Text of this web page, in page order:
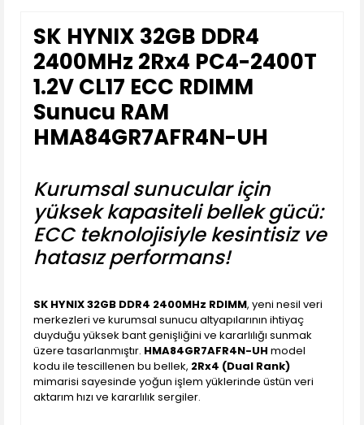
SK HYNIX 32GB DDR4
2400MHz 2Rx4 PC4-2400T
1.2V CL17 ECC RDIMM
Sunucu RAM
HMA84GR7AFR4N-UH
Kurumsal sunucular için
yüksek kapasiteli bellek gücü:
ECC teknolojisiyle kesintisiz ve
hatasız performans!
SK HYNIX 32GB DDR4 2400MHz RDIMM, yeni nesil veri
merkezleri ve kurumsal sunucu altyapılarının ihtiyaç
duyduğu yüksek bant genişliğini ve kararlılığı sunmak
üzere tasarlanmıştır. HMA84GR7AFR4N-UH model
kodu ile tescillenen bu bellek, 2Rx4 (Dual Rank)
mimarisi sayesinde yoğun işlem yüklerinde üstün veri
aktarım hızı ve kararlılık sergiler.